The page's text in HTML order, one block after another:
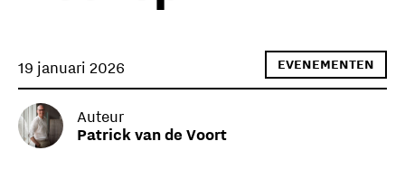
19 januari 2026 EVENEMENTEN
Auteur
Patrick van de Voort